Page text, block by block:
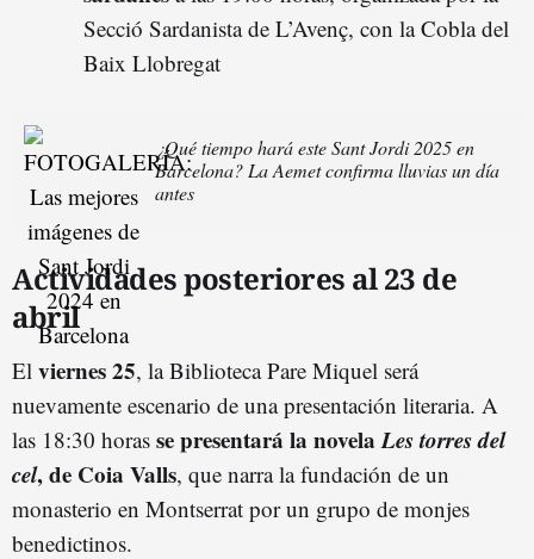
Secció Sardanista de L’Avenç, con la Cobla del
Baix Llobregat
¿Qué tiempo hará este Sant Jordi 2025 en
Barcelona? La Aemet confirma lluvias un día
antes
Actividades posteriores al 23 de
abril
El viernes 25, la Biblioteca Pare Miquel será
nuevamente escenario de una presentación literaria. A
las 18:30 horas se presentará la novelaLes torres del
cel, de Coia Valls, que narra la fundación de un
monasterio en Montserrat por un grupo de monjes
benedictinos.